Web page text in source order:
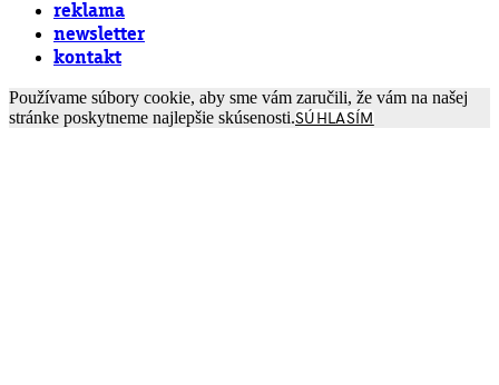
reklama
newsletter
kontakt
Používame súbory cookie, aby sme vám zaručili, že vám na našej
stránke poskytneme najlepšie skúsenosti.SÚHLASÍM